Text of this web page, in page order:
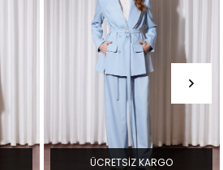
ÜCRETSIZ KARGO